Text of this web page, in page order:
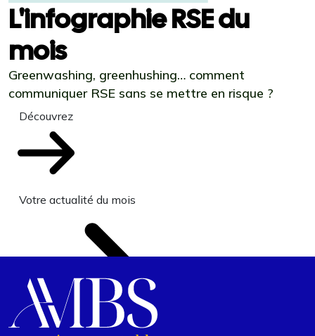
L'infographie RSE du
mois
Greenwashing, greenhushing… comment
communiquer RSE sans se mettre en risque ?
Découvrez
Votre actualité du mois